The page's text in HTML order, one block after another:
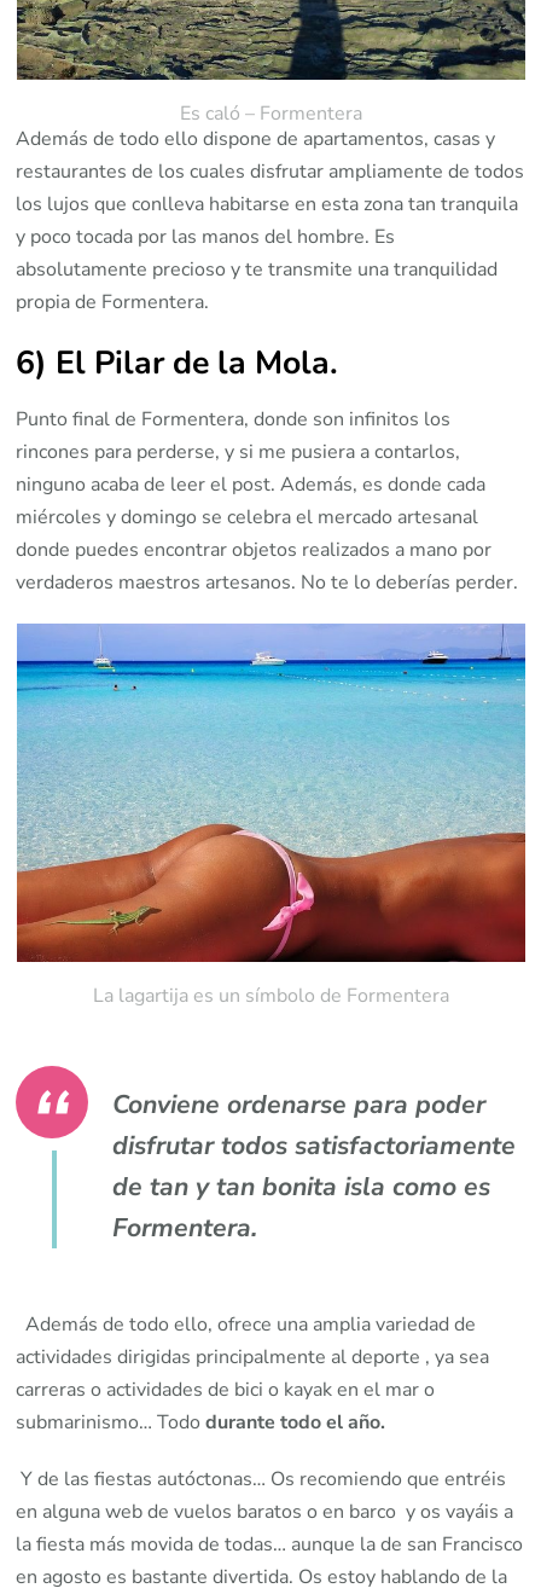
Es caló – Formentera
Además de todo ello dispone de apartamentos, casas y
restaurantes de los cuales disfrutar ampliamente de todos
los lujos que conlleva habitarse en esta zona tan tranquila
y poco tocada por las manos del hombre. Es
absolutamente precioso y te transmite una tranquilidad
propia de Formentera.
6) El Pilar de la Mola.
Punto final de Formentera, donde son infinitos los
rincones para perderse, y si me pusiera a contarlos,
ninguno acaba de leer el post. Además, es donde cada
miércoles y domingo se celebra el mercado artesanal
donde puedes encontrar objetos realizados a mano por
verdaderos maestros artesanos. No te lo deberías perder.
La lagartija es un símbolo de Formentera
Conviene ordenarse para poder
disfrutar todos satisfactoriamente
de tan y tan bonita isla como es
Formentera.
Además de todo ello, ofrece una amplia variedad de
actividades dirigidas principalmente al deporte , ya sea
carreras o actividades de bici o kayak en el mar o
submarinismo… Todo durante todo el año.
Y de las fiestas autóctonas… Os recomiendo que entréis
en alguna web de vuelos baratos o en barco y os vayáis a
la fiesta más movida de todas… aunque la de san Francisco
en agosto es bastante divertida. Os estoy hablando de la